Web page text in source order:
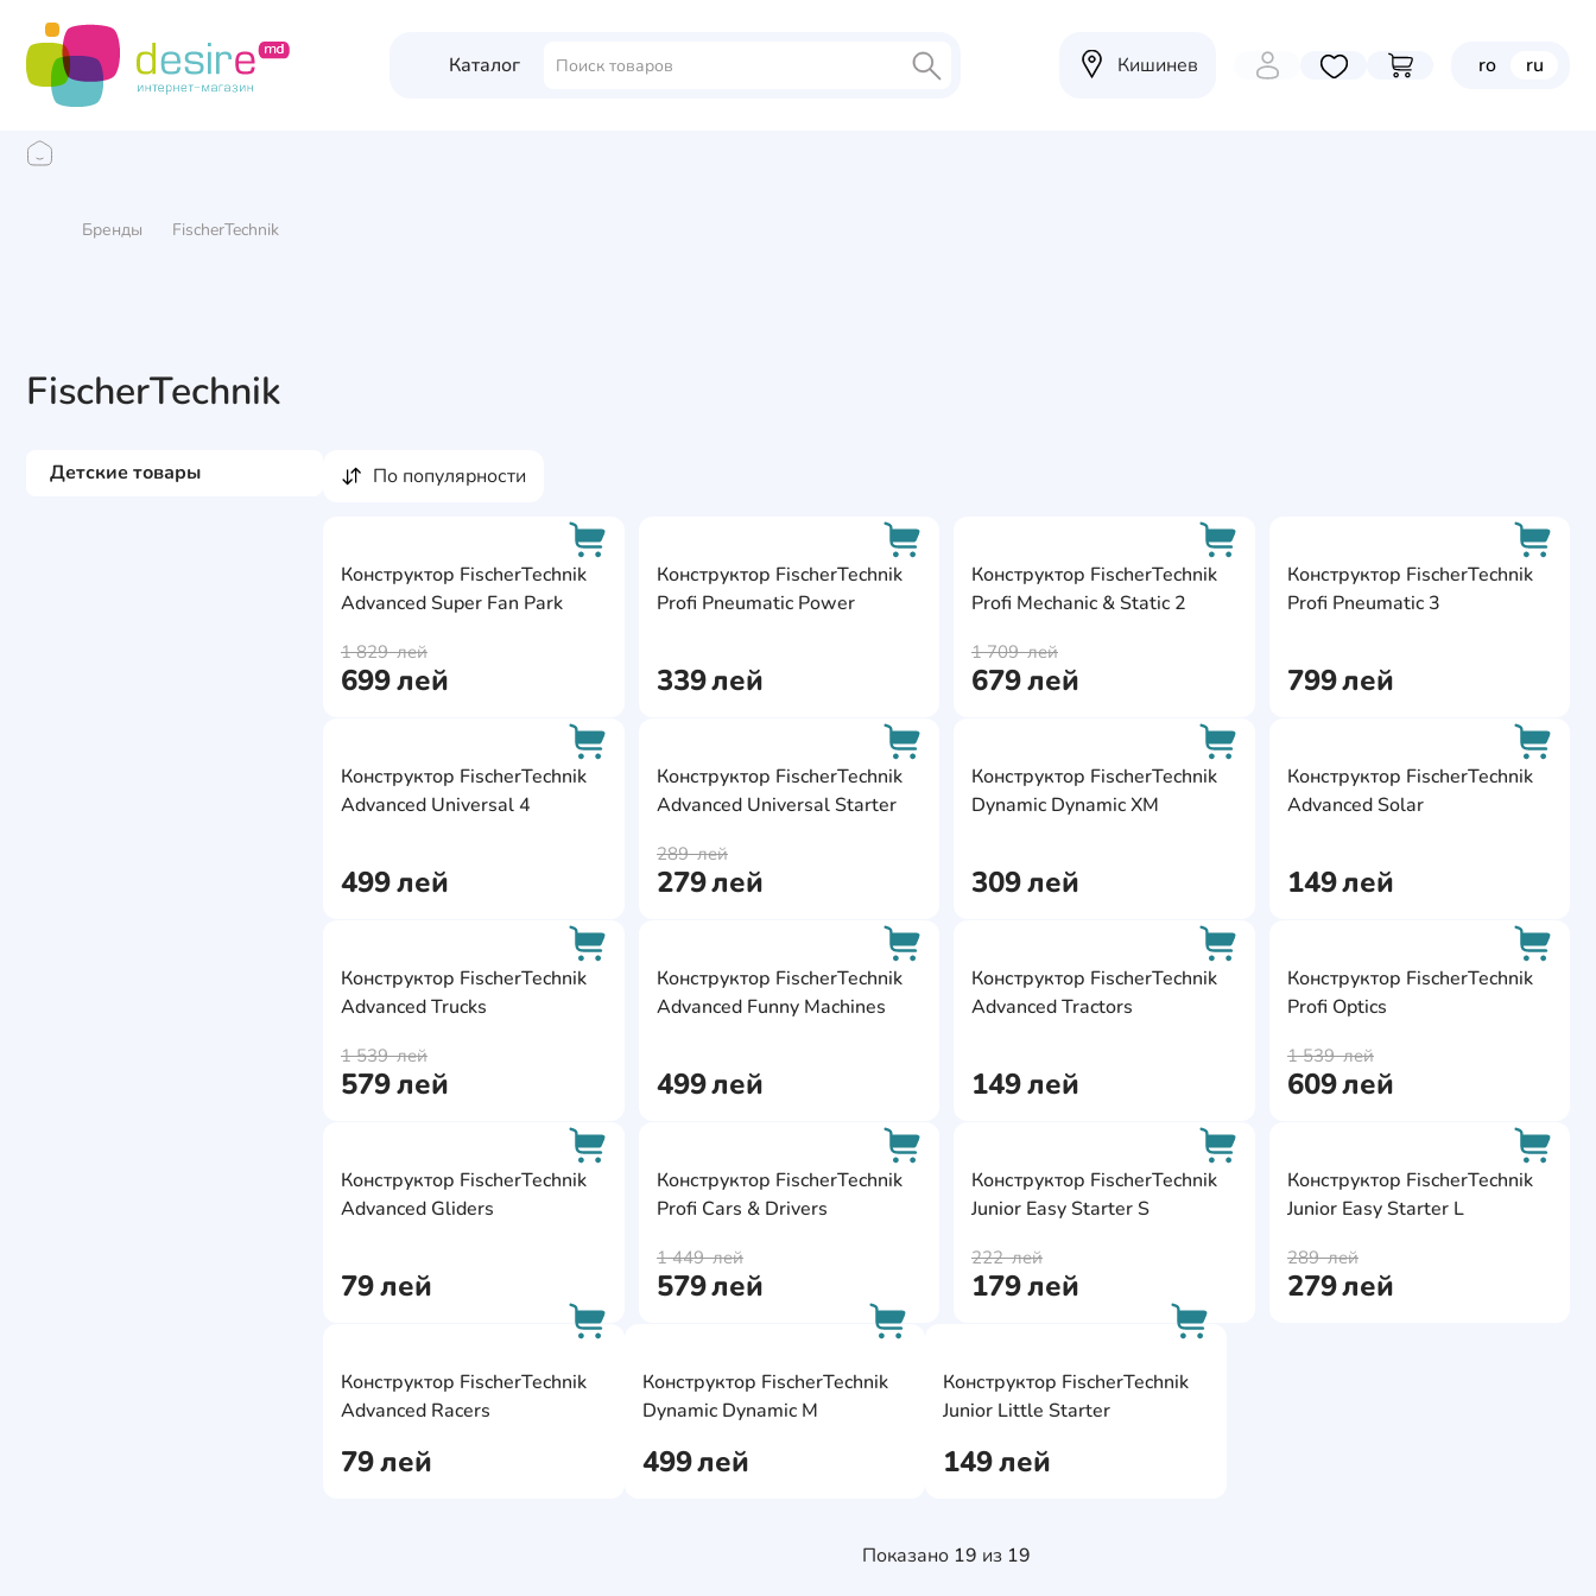
Каталог Кишинев Избранные товары
Перейти в корзину
ro ru
Бренды FischerTechnik
FischerTechnik
Детские товары по популярности
Конструктор FischerTechnik
Advanced Super Fan Park
699лей
1 829лей
AddCardToFavourite
Конструктор FischerTechnik
Profi Pneumatic Power
339лей
AddCardToFavourite
Конструктор FischerTechnik
Profi Mechanic & Static 2
679лей
1 709лей
AddCardToFavourite
Конструктор FischerTechnik
Profi Pneumatic 3
799лей
Конструктор FischerTechnik
Advanced Universal 4
499лей
AddCardToFavourite
Конструктор FischerTechnik
Advanced Universal Starter
279лей
289лей
AddCardToFavourite
Конструктор FischerTechnik
Dynamic Dynamic XM
309лей
AddCardToFavourite
Конструктор FischerTechnik
Advanced Solar
149лей
Конструктор FischerTechnik
Advanced Trucks
579лей
1 539лей
AddCardToFavourite
Конструктор FischerTechnik
Advanced Funny Machines
499лей
AddCardToFavourite
Конструктор FischerTechnik
Advanced Tractors
149лей
AddCardToFavourite
Конструктор FischerTechnik
Profi Optics
609лей
1 539лей
Конструктор FischerTechnik
Advanced Gliders
79лей
AddCardToFavourite
Конструктор FischerTechnik
Profi Cars & Drivers
579лей
1 449лей
AddCardToFavourite
Конструктор FischerTechnik
Junior Easy Starter S
179лей
222лей
AddCardToFavourite
Конструктор FischerTechnik
Junior Easy Starter L
279лей
289лей
Конструктор FischerTechnik
Advanced Racers
79лей
AddCardToFavourite
AddCardToCart
Конструктор FischerTechnik
Dynamic Dynamic M
499лей
AddCardToFavourite
AddCardToCart
Конструктор FischerTechnik
Junior Little Starter
149лей
Показано 19 из 19